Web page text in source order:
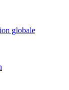
globale